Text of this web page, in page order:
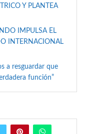
Y PLANTEA
IMPULSA EL
INTERNACIONAL
a resguardar que
función”